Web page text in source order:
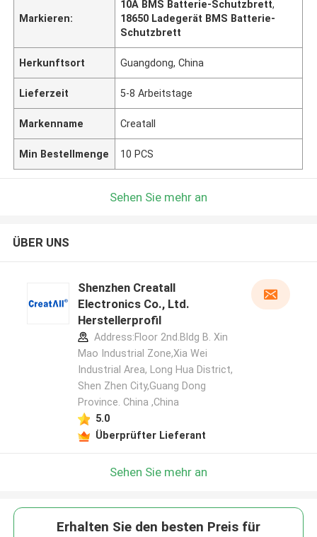
Hinterlass eine Nachricht
Markieren:
10A BMS Batterie-Schutzbrett,
18650 Ladegerät BMS Batterie-
Schutzbrett
Herkunftsort Guangdong, China
Lieferzeit 5-8 Arbeitstage
Markenname Creatall
Min Bestellmenge 10 PCS
Sehen Sie mehr an
ÜBER UNS
Shenzhen Creatall
Electronics Co., Ltd.
Herstellerprofil
Address:Floor 2nd.Bldg B. Xin
Mao Industrial Zone,Xia Wei
Industrial Area, Long Hua District,
Shen Zhen City,Guang Dong
Province. China ,China
5.0
Überprüfter Lieferant
Sehen Sie mehr an
Erhalten Sie den besten Preis für